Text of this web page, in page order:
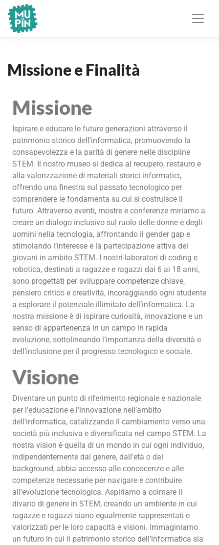
Missione e Finalità
Missione
Ispirare e educare le future generazioni attraverso il
patrimonio storico dell’informatica, promuovendo la
consapevolezza e la parità di genere nelle discipline
STEM. Il nostro museo si dedica al recupero, restauro e
alla valorizzazione di materiali storici informatici,
offrendo una finestra sul passato tecnologico per
comprendere le fondamenta su cui si costruisce il
futuro. Attraverso eventi, mostre e conferenze miriamo a
creare un dialogo inclusivo sul ruolo delle donne e degli
uomini nella tecnologia, affrontando il gender gap e
stimolando l’interesse e la partecipazione attiva dei
giovani in ambito STEM. I nostri laboratori di coding e
robotica, destinati a ragazze e ragazzi dai 6 ai 18 anni,
sono progettati per sviluppare competenze chiave,
pensiero critico e creatività, incoraggiando ogni studente
a esplorare il potenziale illimitato dell’informatica. La
nostra missione è di ispirare curiosità, innovazione e un
senso di appartenenza in un campo in rapida
evoluzione, sottolineando l’importanza della diversità e
dell’inclusione per il progresso tecnologico e sociale.
Visione
Diventare un punto di riferimento regionale e nazionale
per l’educazione e l’innovazione nell’ambito
dell’informatica, catalizzando il cambiamento verso una
società più inclusiva e diversificata nel campo STEM. La
nostra vision è quella di un mondo in cui ogni individuo,
indipendentemente dal genere, dall’età o dal
background, abbia accesso alle conoscenze e alle
competenze necessarie per navigare e contribuire
all’evoluzione tecnologica. Aspiriamo a colmare il
divario di genere in STEM, creando un ambiente in cui
ragazze e ragazzi siano egualmente rappresentati e
valorizzati per le loro capacità e visioni. Immaginiamo
un futuro in cui il patrimonio storico dell’informatica sia